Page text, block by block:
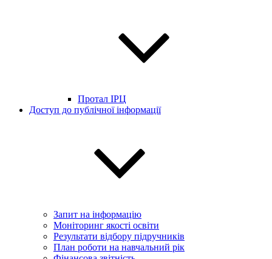
Протал ІРЦ
Доступ до публічної інформації
Запит на інформацію
Моніторинг якості освіти
Результати відбору підручників
План роботи на навчальний рік